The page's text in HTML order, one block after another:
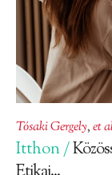
Tósaki Gergely,et
Itthon /